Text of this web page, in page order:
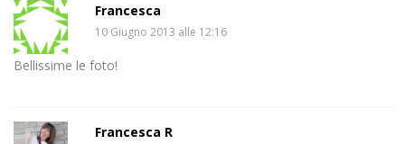
Francesca
10 Giugno 2013 alle 12:16
Bellissime le foto!
Francesca R